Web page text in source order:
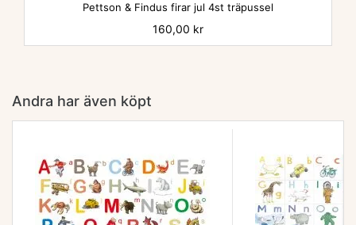
Pettson & Findus firar jul 4st träpussel
Pris
160,00 kr
Andra har även köpt